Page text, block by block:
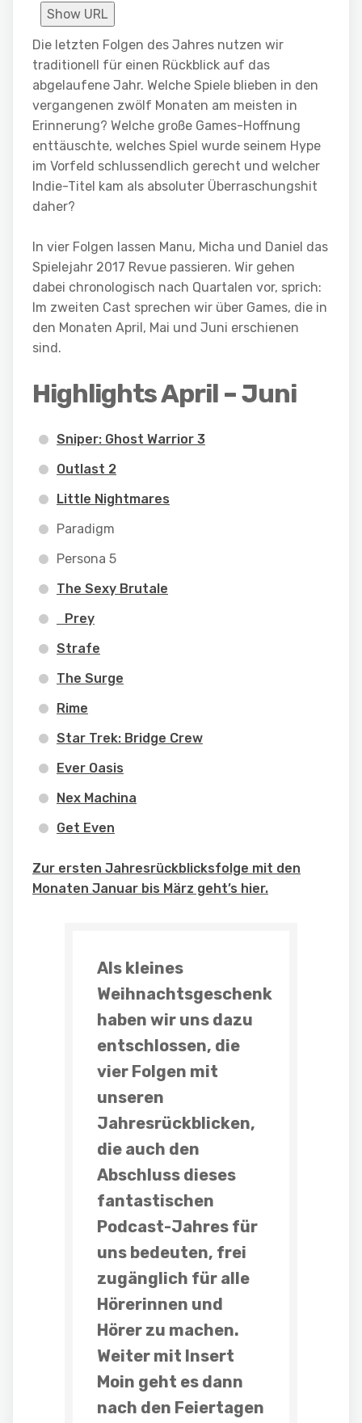
Show URL
Die letzten Folgen des Jahres nutzen wir
traditionell für einen Rückblick auf das
abgelaufene Jahr. Welche Spiele blieben in den
vergangenen zwölf Monaten am meisten in
Erinnerung? Welche große Games-Hoffnung
enttäuschte, welches Spiel wurde seinem Hype
im Vorfeld schlussendlich gerecht und welcher
Indie-Titel kam als absoluter Überraschungshit
daher?
In vier Folgen lassen Manu, Micha und Daniel das
Spielejahr 2017 Revue passieren. Wir gehen
dabei chronologisch nach Quartalen vor, sprich:
Im zweiten Cast sprechen wir über Games, die in
den Monaten April, Mai und Juni erschienen
sind.
Highlights April – Juni
Sniper: Ghost Warrior 3
Outlast 2
Little Nightmares
Paradigm
Persona 5
The Sexy Brutale
Prey
Strafe
The Surge
Rime
Star Trek: Bridge Crew
Ever Oasis
Nex Machina
Get Even
Zur ersten Jahresrückblicksfolge mit den
Monaten Januar bis März geht’s hier.
Als kleines
Weihnachtsgeschenk
haben wir uns dazu
entschlossen, die
vier Folgen mit
unseren
Jahresrückblicken,
die auch den
Abschluss dieses
fantastischen
Podcast-Jahres für
uns bedeuten, frei
zugänglich für alle
Hörerinnen und
Hörer zu machen.
Weiter mit Insert
Moin geht es dann
nach den Feiertagen